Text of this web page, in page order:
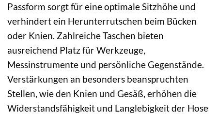
Passform sorgt für eine optimale Sitzhöhe und
verhindert ein Herunterrutschen beim Bücken
oder Knien. Zahlreiche Taschen bieten
ausreichend Platz für Werkzeuge,
Messinstrumente und persönliche Gegenstände.
Verstärkungen an besonders beanspruchten
Stellen, wie den Knien und Gesäß, erhöhen die
Widerstandsfähigkeit und Langlebigkeit der Hose